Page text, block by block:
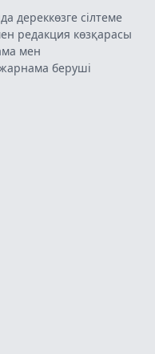
дереккөзге сілтеме
редакция көзқарасы
мен
беруші